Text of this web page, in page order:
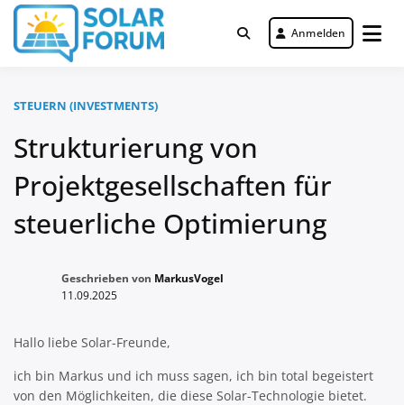
Zum
Inhalt
springen
Solar Forum
Deutschlandweit Nr. 1 Forum für
gewerbliche Solar Investments
Anmelden
STEUERN (INVESTMENTS)
Strukturierung von
Projektgesellschaften für
steuerliche Optimierung
Geschrieben von MarkusVogel
11.09.2025
Hallo liebe Solar-Freunde,
ich bin Markus und ich muss sagen, ich bin total begeistert
von den Möglichkeiten, die diese Solar-Technologie bietet.